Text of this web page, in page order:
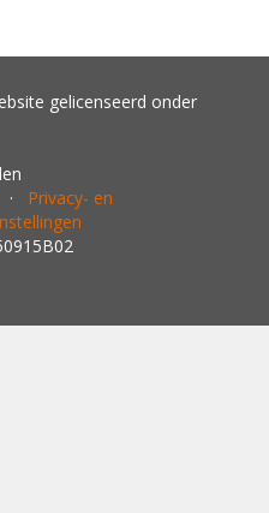
gelicenseerd onder
· Privacy- en